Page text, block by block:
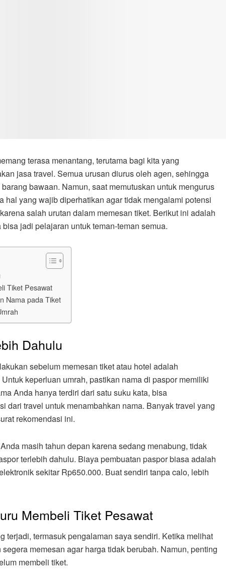
terasa menantang, terutama bagi kita yang
jasa travel. Semua urusan diurus oleh agen, sehingga
bawaan. Namun, saat memutuskan untuk mengurus
hal yang wajib diperhatikan agar tidak mengalami potensi
salah urutan dalam memesan tiket. Berikut ini adalah
jadi pelajaran untuk teman-teman semua.
Tiket Pesawat
Nama pada Tiket
Dahulu
sebelum memesan tiket atau hotel adalah
keperluan umrah, pastikan nama di paspor memiliki
Anda hanya terdiri dari satu suku kata, bisa
dari travel untuk menambahkan nama. Banyak travel yang
rekomendasi ini.
masih tahun depan karena sedang menabung, tidak
terlebih dahulu. Biaya pembuatan paspor biasa adalah
sekitar Rp650.000. Buat sendiri tanpa calo, lebih
Membeli Tiket Pesawat
terjadi, termasuk pengalaman saya sendiri. Ketika melihat
memesan agar harga tidak berubah. Namun, penting
membeli tiket.